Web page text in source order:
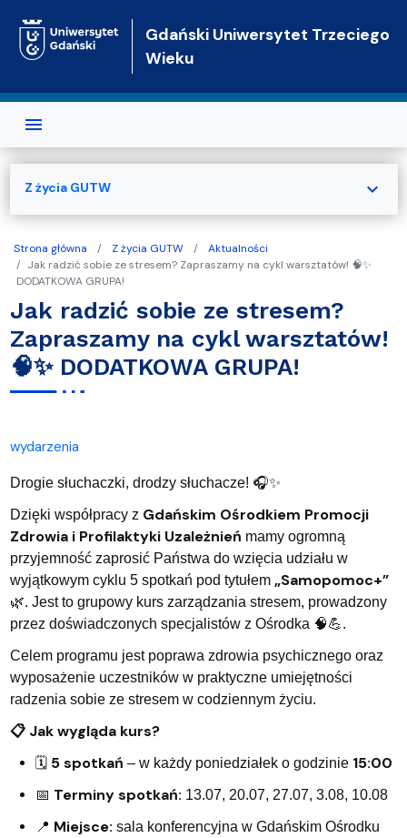
Gdański Uniwersytet Trzeciego
Wieku
Strona główna Z życia GUTW
Aktualności
Jak radzić sobie ze stresem? Zapraszamy na cykl warsztatów! 🧠✨
DODATKOWA GRUPA!
Jak radzić sobie ze stresem?
Zapraszamy na cykl warsztatów!
🧠✨ DODATKOWA GRUPA!
wydarzenia
Drogie słuchaczki, drodzy słuchacze! 🎧✨
Dzięki współpracy z Gdańskim Ośrodkiem Promocji
Zdrowia i Profilaktyki Uzależnień mamy ogromną
przyjemność zaprosić Państwa do wzięcia udziału w
wyjątkowym cyklu 5 spotkań pod tytułem „Samopomoc+”
🌿. Jest to grupowy kurs zarządzania stresem, prowadzony
przez doświadczonych specjalistów z Ośrodka 🧠💪.
Celem programu jest poprawa zdrowia psychicznego oraz
wyposażenie uczestników w praktyczne umiejętności
radzenia sobie ze stresem w codziennym życiu.
📋Jak wygląda kurs?
🗓 5 spotkań – w każdy poniedziałek o godzinie 15:00
📅 Terminy spotkań: 13.07, 20.07, 27.07, 3.08, 10.08
📍 Miejsce: sala konferencyjna w Gdańskim Ośrodku
Z życia GUTW expand_more